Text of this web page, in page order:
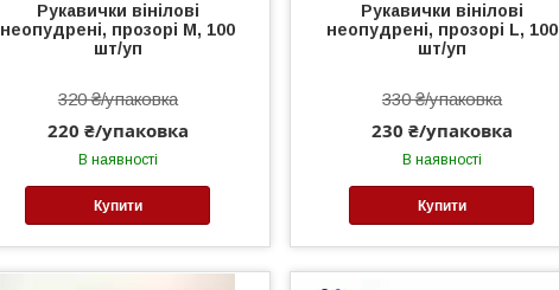
Рукавички вінілові
неопудрені, прозорі М, 100
шт/уп
320 ₴/упаковка
220 ₴/упаковка
В наявності
Купити
Рукавички вінілові
неопудрені, прозорі L, 100
шт/уп
330 ₴/упаковка
230 ₴/упаковка
В наявності
Купити